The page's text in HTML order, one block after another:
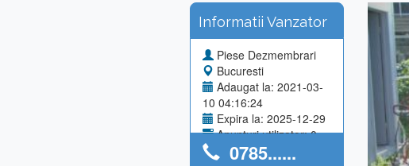
Informatii Vanzator
Piese Dezmembrari
Bucuresti
Adaugat la: 2021-03-
10 04:16:24
Expira la: 2025-12-29
Anunturi utilizator: 0
0785......